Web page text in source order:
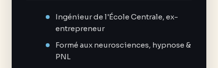
Ingénieur de l'École Centrale, ex-
entrepreneur
Formé aux neurosciences, hypnose &
PNL